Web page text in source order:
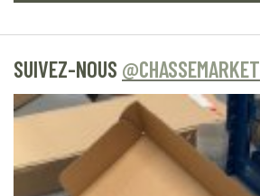
SUIVEZ-NOUS @CHASSEMARKET